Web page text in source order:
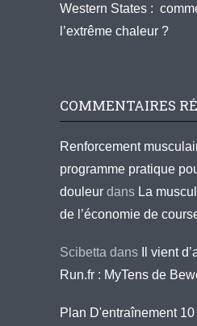
Western States :
l’extrême chaleur ?
COMMENTAIRES
Renforcement
programme pratique
douleur dans La
de l’économie de
Scibetta dans
Il vient
Run.fr : MyTens de
Plan D'entraînement